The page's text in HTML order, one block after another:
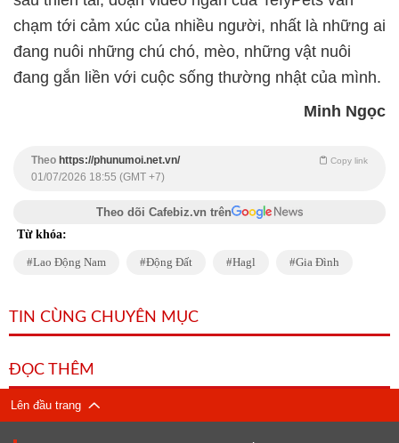
chạm tới cảm xúc của nhiều người, nhất là những ai
đang nuôi những chú chó, mèo, những vật nuôi
đang gắn liền với cuộc sống thường nhật của mình.
Minh Ngọc
Theo https://phunumoi.net.vn/ Copy link
01/07/2026 18:55 (GMT +7)
Theo dõi Cafebiz.vn trên
Từ khóa:
Lao Động Nam Động Đất Hagl Gia Đình
TIN CÙNG CHUYÊN MỤC
ĐỌC THÊM
Lên đầu trang